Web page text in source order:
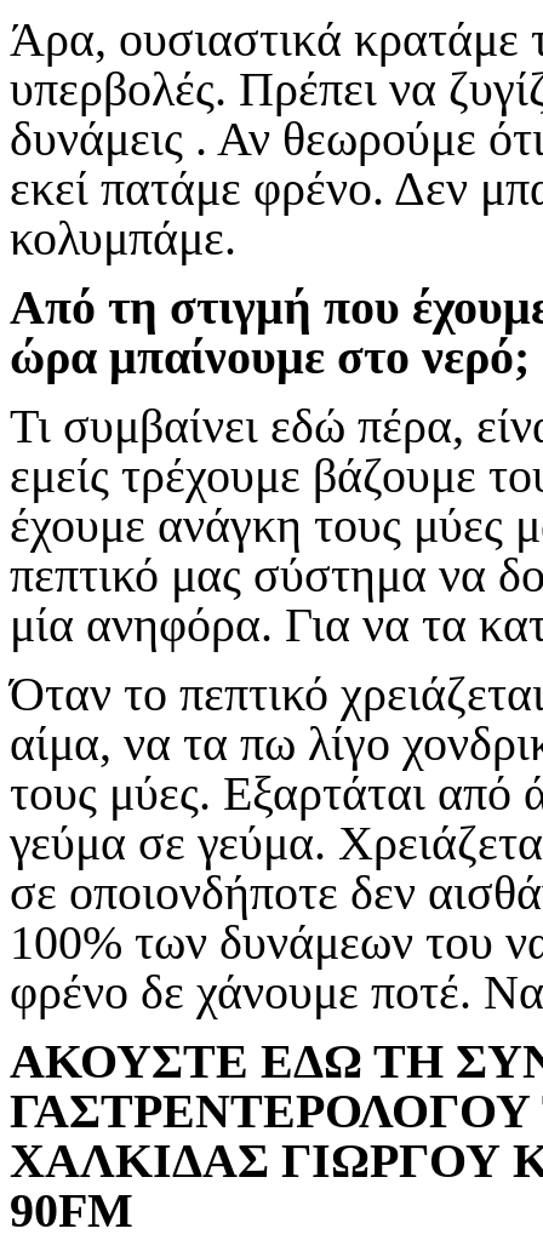
Άρα, ουσιαστικά κρατάμε
υπερβολές. Πρέπει να
δυνάμεις . Αν θεωρούμε
εκεί πατάμε φρένο. Δεν
κολυμπάμε.
Από τη στιγμή που
ώρα μπαίνουμε στο νερό;
Τι συμβαίνει εδώ πέρα,
εμείς τρέχουμε βάζουμε
έχουμε ανάγκη τους μύες
πεπτικό μας σύστημα να
μία ανηφόρα. Για να τα
Όταν το πεπτικό
αίμα, να τα πω λίγο
τους μύες. Εξαρτάται
γεύμα σε γεύμα.
σε οποιονδήποτε δεν
100% των δυνάμεων του
φρένο δε χάνουμε ποτέ.
ΑΚΟΥΣΤΕ ΕΔΩ ΤΗ
ΧΑΛΚΙΔΑΣ ΓΙΩΡΓΟΥ
90FM